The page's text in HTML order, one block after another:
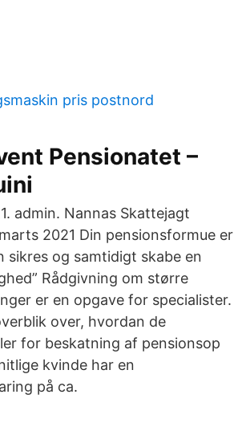
pris postnord
Pensionatet –
admin. Nannas Skattejagt
2021 Din pensionsformue er
sikres og samtidigt skabe en
Rådgivning om større
er en opgave for specialister.
over, hvordan de
for beskatning af pensionsop
kvinde har en
på ca.